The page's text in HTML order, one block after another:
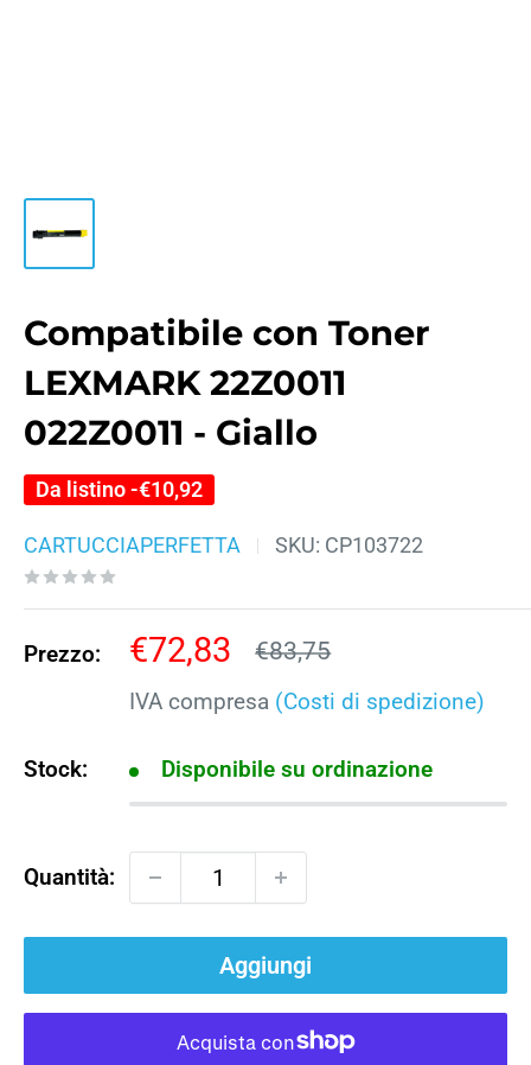
Compatibile con Toner
LEXMARK 22Z0011
022Z0011 - Giallo
Da listino -€10,92
CARTUCCIAPERFETTA SKU: CP103722
Prezzo:
Prezzo
scontato
€72,83 Prezzo
€83,75
IVA compresa (Costi di spedizione)
Stock: Disponibile su ordinazione
Quantità:
Aggiungi